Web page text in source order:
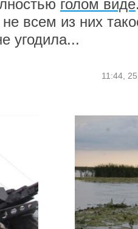
голом виде
всем из них
угодила...
11:44,